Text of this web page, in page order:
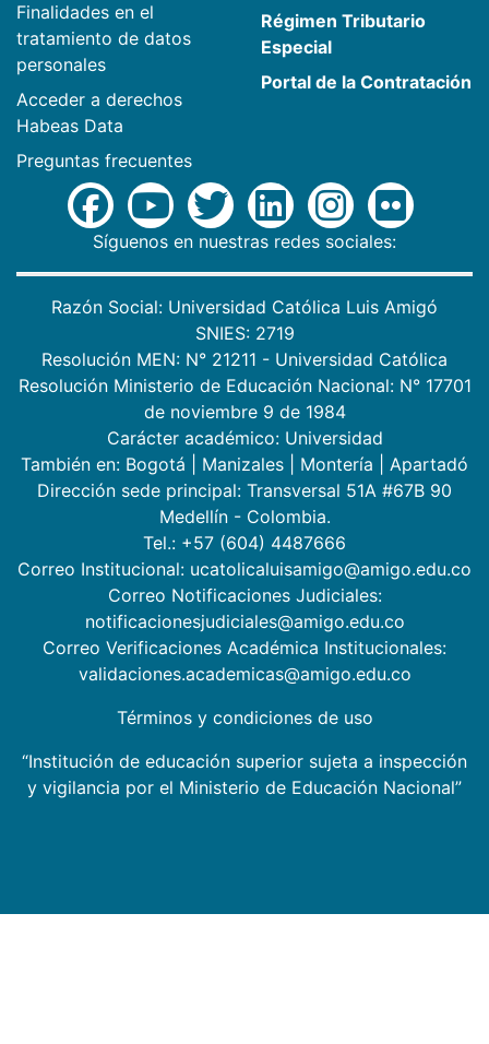
Finalidades en el
tratamiento de datos
personales
Acceder a derechos
Habeas Data
Preguntas frecuentes
Régimen Tributario
Especial
Portal de la Contratación
Síguenos en nuestras redes sociales:
Razón Social: Universidad Católica Luis Amigó
SNIES: 2719
Resolución MEN: N° 21211 - Universidad Católica
Resolución Ministerio de Educación Nacional: N° 17701
de noviembre 9 de 1984
Carácter académico: Universidad
También en: Bogotá Manizales Montería
Apartadó
Dirección sede principal: Transversal 51A #67B 90
Medellín - Colombia.
Tel.: +57 (604) 4487666
Correo Institucional: ucatolicaluisamigo@amigo.edu.co
Correo Notificaciones Judiciales:
notificacionesjudiciales@amigo.edu.co
Correo Verificaciones Académica Institucionales:
validaciones.academicas@amigo.edu.co
Términos y condiciones de uso
“Institución de educación superior sujeta a inspección
y vigilancia por el Ministerio de Educación Nacional”